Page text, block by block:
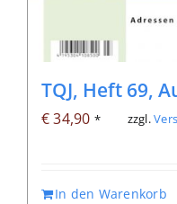
TQJ, Heft 69,
€34,90 * zzgl.
In den Warenkorb